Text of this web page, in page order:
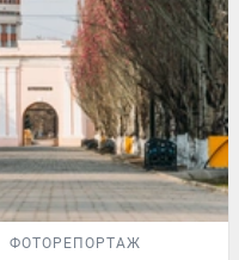
ФОТОРЕПОРТАЖ